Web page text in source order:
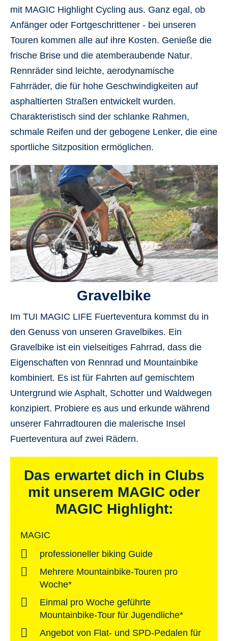
mit MAGIC Highlight Cycling aus. Ganz egal, ob
Anfänger oder Fortgeschrittener - bei unseren
Touren kommen alle auf ihre Kosten. Genieße die
frische Brise und die atemberaubende Natur.
Rennräder sind leichte, aerodynamische
Fahrräder, die für hohe Geschwindigkeiten auf
asphaltierten Straßen entwickelt wurden.
Charakteristisch sind der schlanke Rahmen,
schmale Reifen und der gebogene Lenker, die eine
sportliche Sitzposition ermöglichen.
Gravelbike
Im TUI MAGIC LIFE Fuerteventura kommst du in
den Genuss von unseren Gravelbikes. Ein
Gravelbike ist ein vielseitiges Fahrrad, dass die
Eigenschaften von Rennrad und Mountainbike
kombiniert. Es ist für Fahrten auf gemischtem
Untergrund wie Asphalt, Schotter und Waldwegen
konzipiert. Probiere es aus und erkunde während
unserer Fahrradtouren die malerische Insel
Fuerteventura auf zwei Rädern.
Das erwartet dich in Clubs
mit unserem MAGIC oder
MAGIC Highlight:
MAGIC
professioneller biking Guide
Mehrere Mountainbike-Touren pro
Woche*
Einmal pro Woche geführte
Mountainbike-Tour für Jugendliche*
Angebot von Flat- und SPD-Pedalen für